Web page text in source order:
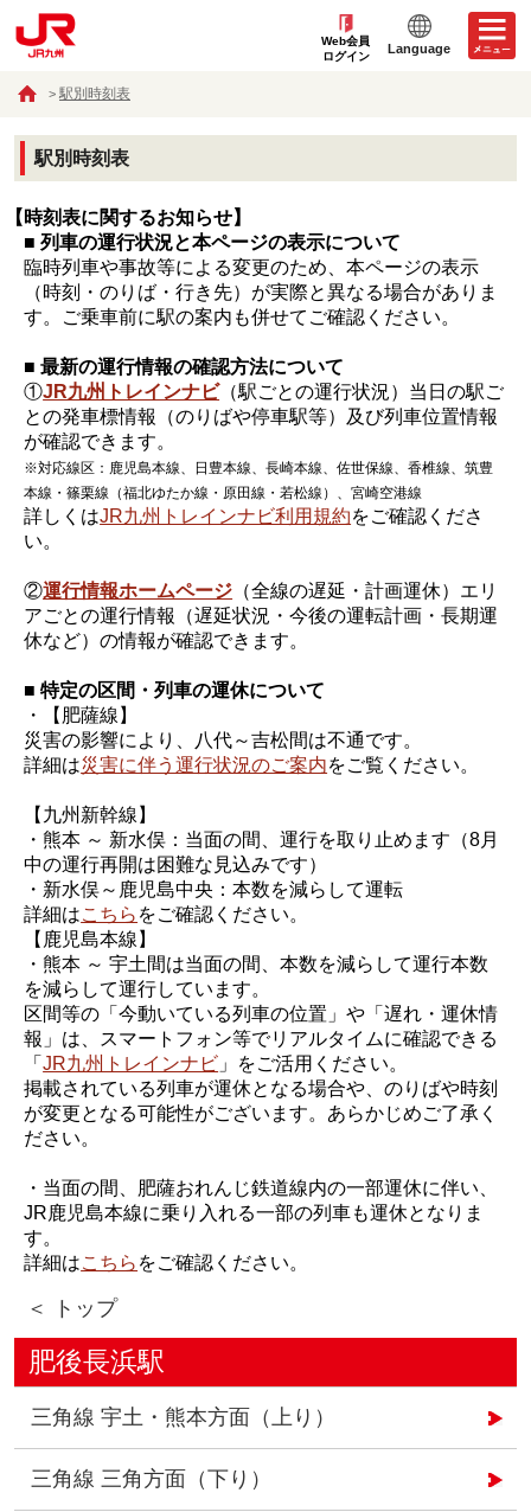
Web会員
ログイン
Language
駅別時刻表
駅別時刻表
【時刻表に関するお知らせ】
■ 列車の運行状況と本ページの表示について
臨時列車や事故等による変更のため、本ページの表示
（時刻・のりば・行き先）が実際と異なる場合がありま
す。ご乗車前に駅の案内も併せてご確認ください。
■ 最新の運行情報の確認方法について
①JR九州トレインナビ（駅ごとの運行状況）当日の駅ご
との発車標情報（のりばや停車駅等）及び列車位置情報
が確認できます。
※対応線区：鹿児島本線、日豊本線、長崎本線、佐世保線、香椎線、筑豊
本線・篠栗線（福北ゆたか線・原田線・若松線）、宮崎空港線
詳しくはJR九州トレインナビ利用規約をご確認くださ
い。
②運行情報ホームページ （全線の遅延・計画運休）エリ
アごとの運行情報（遅延状況・今後の運転計画・長期運
休など）の情報が確認できます。
■ 特定の区間・列車の運休について
・【肥薩線】
災害の影響により、八代～吉松間は不通です。
詳細は災害に伴う運行状況のご案内をご覧ください。
【九州新幹線】
・熊本 ～ 新水俣：当面の間、運行を取り止めます（8月
中の運行再開は困難な見込みです）
・新水俣～鹿児島中央：本数を減らして運転
詳細はこちら をご確認ください。
【鹿児島本線】
・熊本 ～ 宇土間は当面の間、本数を減らして運行本数
を減らして運行しています。
区間等の「今動いている列車の位置」や「遅れ・運休情
報」は、スマートフォン等でリアルタイムに確認できる
「JR九州トレインナビ 」をご活用ください。
掲載されている列車が運休となる場合や、のりばや時刻
が変更となる可能性がございます。あらかじめご了承く
ださい。
・当面の間、肥薩おれんじ鉄道線内の一部運休に伴い、
JR鹿児島本線に乗り入れる一部の列車も運休となりま
す。
詳細はこちら をご確認ください。
＜ トップ
肥後長浜駅
三角線 宇土・熊本方面（上り）
三角線 三角方面（下り）